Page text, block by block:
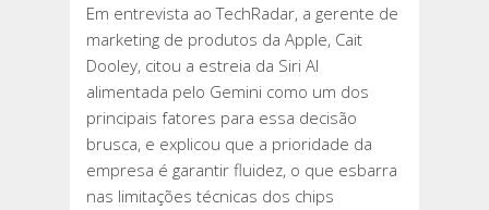
Em entrevista ao TechRadar, a gerente de
marketing de produtos da Apple, Cait
Dooley, citou a estreia da Siri AI
alimentada pelo Gemini como um dos
principais fatores para essa decisão
brusca, e explicou que a prioridade da
empresa é garantir fluidez, o que esbarra
nas limitações técnicas dos chips